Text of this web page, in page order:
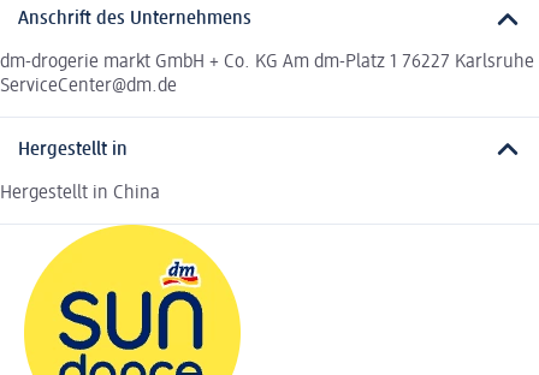
Anschrift des Unternehmens
dm-drogerie markt GmbH + Co. KG Am dm-Platz 1 76227 Karlsruhe
ServiceCenter@dm.de
Hergestellt in
Hergestellt in China